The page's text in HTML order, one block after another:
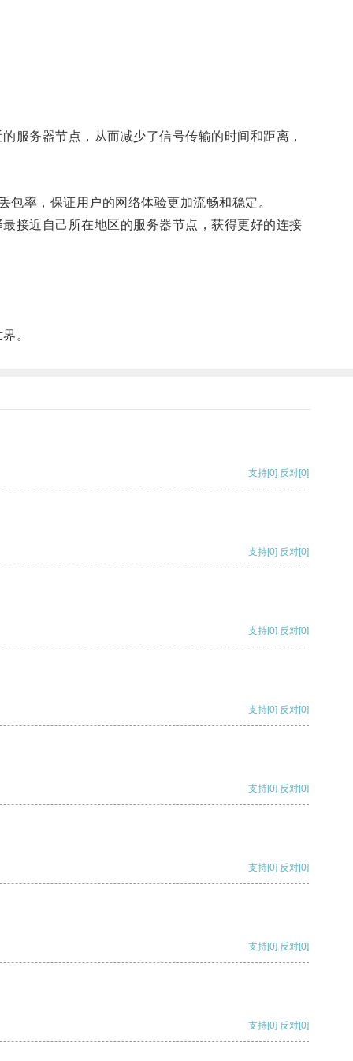
务器节点，从而减少了信号传输的时间和距离，
率，保证用户的网络体验更加流畅和稳定。
接近自己所在地区的服务器节点，获得更好的连接
。
支持[0] 反对[0]
支持[0] 反对[0]
支持[0] 反对[0]
支持[0] 反对[0]
支持[0] 反对[0]
支持[0] 反对[0]
支持[0] 反对[0]
支持[0] 反对[0]